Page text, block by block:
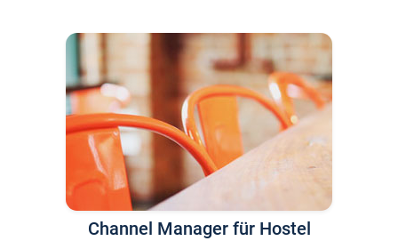
Channel Manager für Hostel